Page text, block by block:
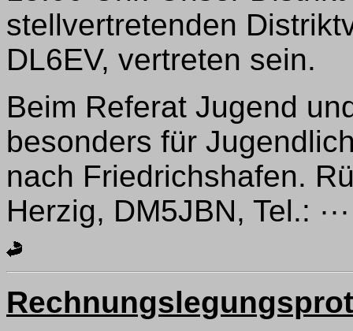
stellvertretenden
DL6EV, vertreten sein.
Beim Referat Jugend
besonders für
nach Friedrichshafen.
Herzig, DM5JBN, Tel.: